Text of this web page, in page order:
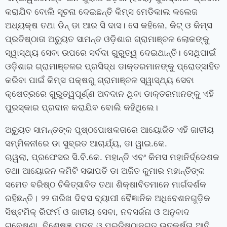
କରାଯିବ ବୋଲି ସୂଚନା ଦେଇଛନ୍ତି କିମ୍‍ସ ମେଡିକାଲ କଲେଜ
ଅଧ୍ୟକ୍ଷ ତଥା ଡିନ୍‍ ଡା ଆର ସି ଦାସ। ସେ କହିଲେ, କିଟ୍‍ ଓ କିମ୍‍ସ
ପ୍ରତିଷ୍ଠାତା ଅଚ୍ୟୁତ ସାମନ୍ତ ଓଡ଼ିଶାର ଗ୍ରାମାଞ୍ଚଳ ଲୋକଙ୍କୁ
ସ୍ୱାସ୍ଥ୍ୟ ସେବା ଉପରେ ସର୍ବଦା ଗୁରୁତ୍ୱ ଦେଇଥାନ୍ତି। ସେଥିପାଇଁ
ଓଡ଼ିଶାର ଗ୍ରାମାଞ୍ଚଳର ପ୍ରସିଦ୍ଧ ଡାକ୍ତରମାନଙ୍କୁ ପ୍ରୋତ୍ସାହିତ
କରିବା ପାଇଁ କିମ୍‍ସ ପକ୍ଷରୁ ଗ୍ରାମାଞ୍ଚଳ ସ୍ୱାସ୍ଥ୍ୟ ସେବା
କ୍ଷେତ୍ରରେ ଗୁରୁତ୍ୱପୂର୍ଣ୍ଣ ଅବଦାନ ଥିବା ଡାକ୍ତରମାନଙ୍କୁ ଏହି
ପୁରସ୍କାର ପ୍ରଦାନ କରାଯିବ ବୋଲି କହିଥିଲେ।
ଅଚ୍ୟୁତ ସାମନ୍ତଙ୍କ ପୃଷ୍ଠପୋଷକତାରେ ଆୟୋଜିତ ଏହି ଜାତୀୟ
ସମ୍ମିଳନୀରେ ଡା ସୁବ୍ରତ ଆଚାର୍ଯ୍ୟ, ଡା ୱାଇ.କେ.
ଚାୱଲା, ପ୍ରଫେସର ସି.ବି.କେ. ମହାନ୍ତି ଏବଂ କିମସ ମହାନିର୍ଦ୍ଦେଶକ
ତଥା ଆୟୋଜନ କମିଟି ସଭାପତି ଡା ଅଜିତ କୁମାର ମହାନ୍ତିଙ୍କ
ସମେତ ବରିଷ୍ଠ ଚିକିତ୍ସାବିତ ତଥା ଶିକ୍ଷାବିତମାନେ ମାର୍ଗଦର୍ଶକ
ରହିଛନ୍ତି । ୨୨ ତାରିଖ ଦିବସ ବ୍ୟାପୀ ବୈଜ୍ଞାନିକ ଅଧିବେଶନଗୁଡ଼ିକ
ସିଷ୍ଟମିକ୍ ରିଫର୍ମ ଓ ଜାତୀୟ ସେବା, ନବସର୍ଜନା ଓ ଅନୁବାଦ